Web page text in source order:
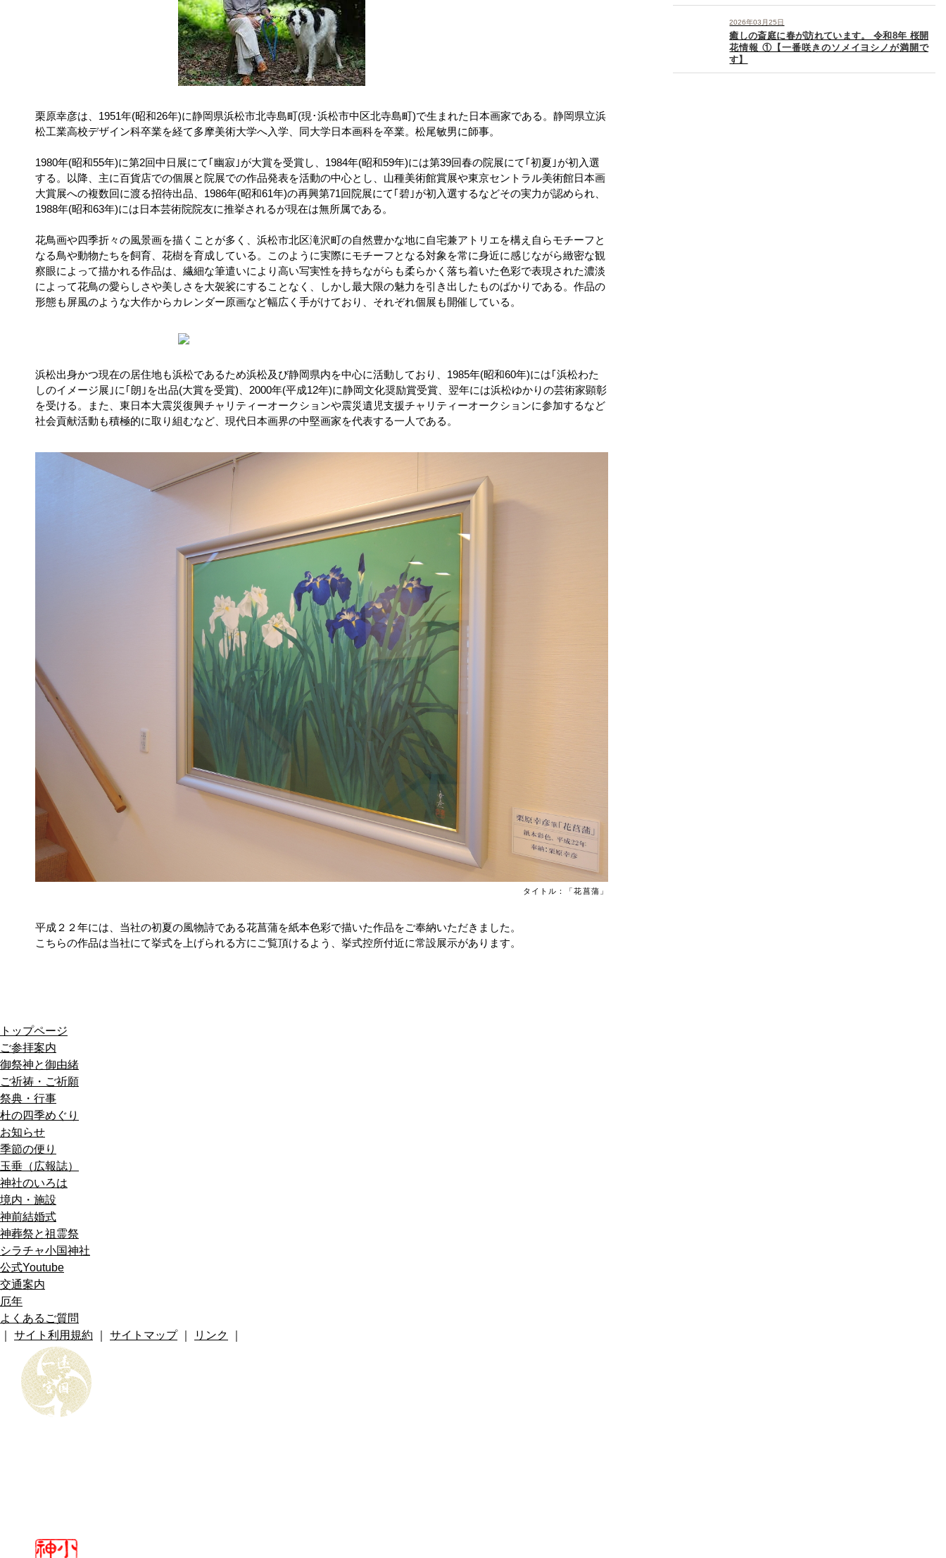
栗原幸彦は、1951年(昭和26年)に静岡県浜松市北寺島町(現･浜松市中区北寺島町)で生まれた日本画家である。静岡県立浜
松工業高校デザイン科卒業を経て多摩美術大学へ入学、同大学日本画科を卒業。松尾敏男に師事。
1980年(昭和55年)に第2回中日展にて｢幽寂｣が大賞を受賞し、1984年(昭和59年)には第39回春の院展にて｢初夏｣が初入選
する。以降、主に百貨店での個展と院展での作品発表を活動の中心とし、山種美術館賞展や東京セントラル美術館日本画
大賞展への複数回に渡る招待出品、1986年(昭和61年)の再興第71回院展にて｢碧｣が初入選するなどその実力が認められ、
1988年(昭和63年)には日本芸術院院友に推挙されるが現在は無所属である。
花鳥画や四季折々の風景画を描くことが多く、浜松市北区滝沢町の自然豊かな地に自宅兼アトリエを構え自らモチーフと
なる鳥や動物たちを飼育、花樹を育成している。このように実際にモチーフとなる対象を常に身近に感じながら緻密な観
察眼によって描かれる作品は、繊細な筆遣いにより高い写実性を持ちながらも柔らかく落ち着いた色彩で表現された濃淡
によって花鳥の愛らしさや美しさを大袈裟にすることなく、しかし最大限の魅力を引き出したものばかりである。作品の
形態も屏風のような大作からカレンダー原画など幅広く手がけており、それぞれ個展も開催している。
浜松出身かつ現在の居住地も浜松であるため浜松及び静岡県内を中心に活動しており、1985年(昭和60年)には｢浜松わた
しのイメージ展｣に｢朗｣を出品(大賞を受賞)、2000年(平成12年)に静岡文化奨励賞受賞、翌年には浜松ゆかりの芸術家顕彰
を受ける。また、東日本大震災復興チャリティーオークションや震災遺児支援チャリティーオークションに参加するなど
社会貢献活動も積極的に取り組むなど、現代日本画界の中堅画家を代表する一人である。
タイトル：「花菖蒲」
平成２２年には、当社の初夏の風物詩である花菖蒲を紙本色彩で描いた作品をご奉納いただきました。
こちらの作品は当社にて挙式を上げられる方にご覧頂けるよう、挙式控所付近に常設展示があります。
2026年03月25日
癒しの斎庭に春が訪れています。 令和8年 桜開
花情報 ①【一番咲きのソメイヨシノが満開で
す】
トップページ
ご参拝案内
御祭神と御由緒
ご祈祷・ご祈願
祭典・行事
杜の四季めぐり
お知らせ
季節の便り
玉垂（広報誌）
神社のいろは
境内・施設
神前結婚式
神葬祭と祖霊祭
シラチャ小国神社
公式Youtube
交通案内
厄年
よくあるご質問
サイト利用規約 サイトマップ｜ リンク